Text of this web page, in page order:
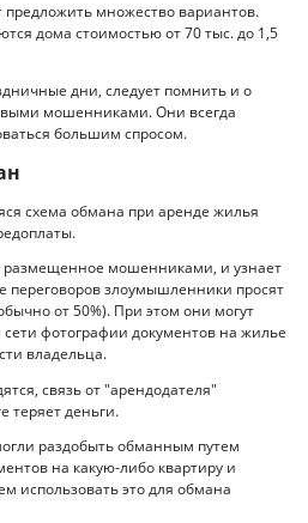
множество вариантов.
дома стоимостью от 70 тыс. до 1,5
дни, следует помнить и о
мошенниками. Они всегда
большим спросом.
схема обмана при аренде жилья
размещенное мошенниками, и узнает
переговоров злоумышленники просят
от 50%). При этом они могут
фотографии документов на жилье
владельца.
связь от "арендодателя"
теряет деньги.
раздобыть обманным путем
на какую-либо квартиру и
использовать это для обмана